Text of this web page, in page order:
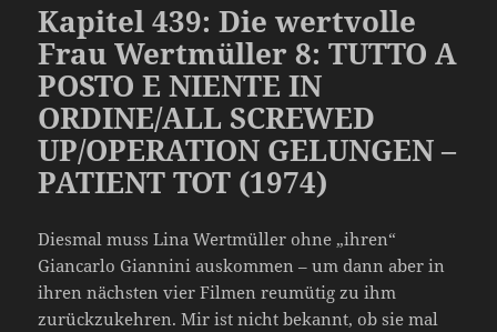
Kapitel 439: Die wertvolle
Frau Wertmüller 8: TUTTO A
POSTO E NIENTE IN
ORDINE/ALL SCREWED
UP/OPERATION GELUNGEN –
PATIENT TOT (1974)
Diesmal muss Lina Wertmüller ohne „ihren“
Giancarlo Giannini auskommen – um dann aber in
ihren nächsten vier Filmen reumütig zu ihm
zurückzukehren. Mir ist nicht bekannt, ob sie mal